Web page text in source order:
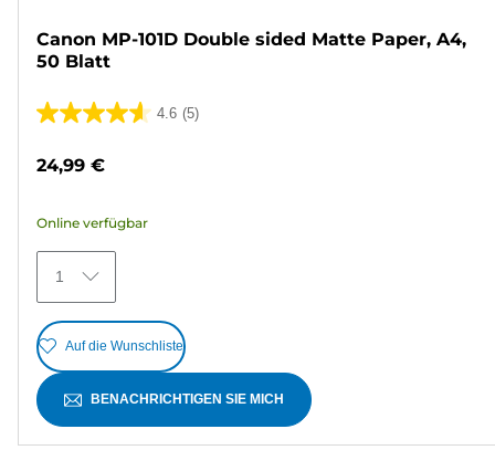
Canon MP-101D Double sided Matte Paper, A4,
50 Blatt
4.6 (5)
4.6
5
5
Bewertungen
24,99 €
Online verfügbar
1
Auf die Wunschliste
BENACHRICHTIGEN SIE MICH